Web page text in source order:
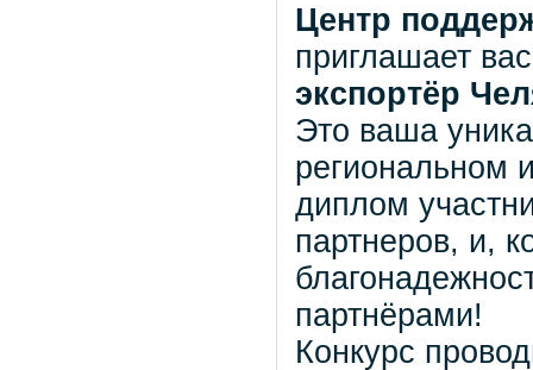
Центр
приглашает
экспортёр
Это ваша
региональном
диплом
партнеров, и,
партнёрами!
Конкурс